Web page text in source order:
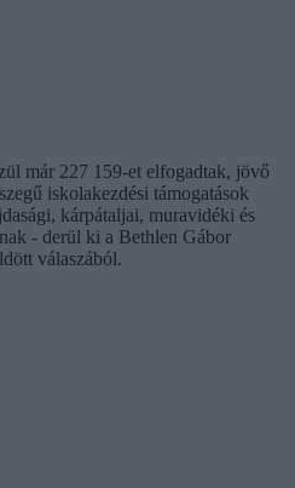
már 227 159-et elfogadtak, jövő
iskolakezdési támogatások
kárpátaljai, muravidéki és
- derül ki a Bethlen Gábor
válaszából.